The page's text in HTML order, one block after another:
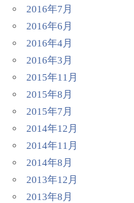
2016年7月
2016年6月
2016年4月
2016年3月
2015年11月
2015年8月
2015年7月
2014年12月
2014年11月
2014年8月
2013年12月
2013年8月